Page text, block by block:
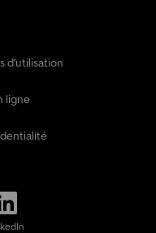
d'utilisation
ligne